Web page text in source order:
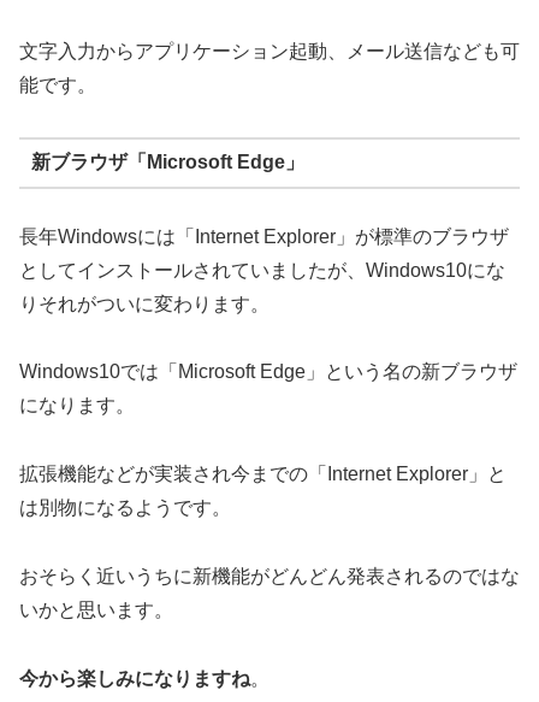
文字入力からアプリケーション起動、メール送信なども可
能です。
新ブラウザ「Microsoft Edge」
長年Windowsには「Internet Explorer」が標準のブラウザ
としてインストールされていましたが、Windows10にな
りそれがついに変わります。
Windows10では「Microsoft Edge」という名の新ブラウザ
になります。
拡張機能などが実装され今までの「Internet Explorer」と
は別物になるようです。
おそらく近いうちに新機能がどんどん発表されるのではな
いかと思います。
今から楽しみになりますね。